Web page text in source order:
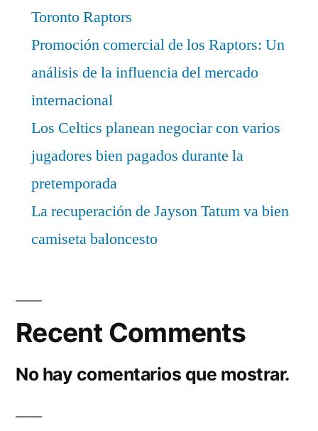
Toronto Raptors
Promoción comercial de los Raptors: Un
análisis de la influencia del mercado
internacional
Los Celtics planean negociar con varios
jugadores bien pagados durante la
pretemporada
La recuperación de Jayson Tatum va bien
camiseta baloncesto
Recent Comments
No hay comentarios que mostrar.